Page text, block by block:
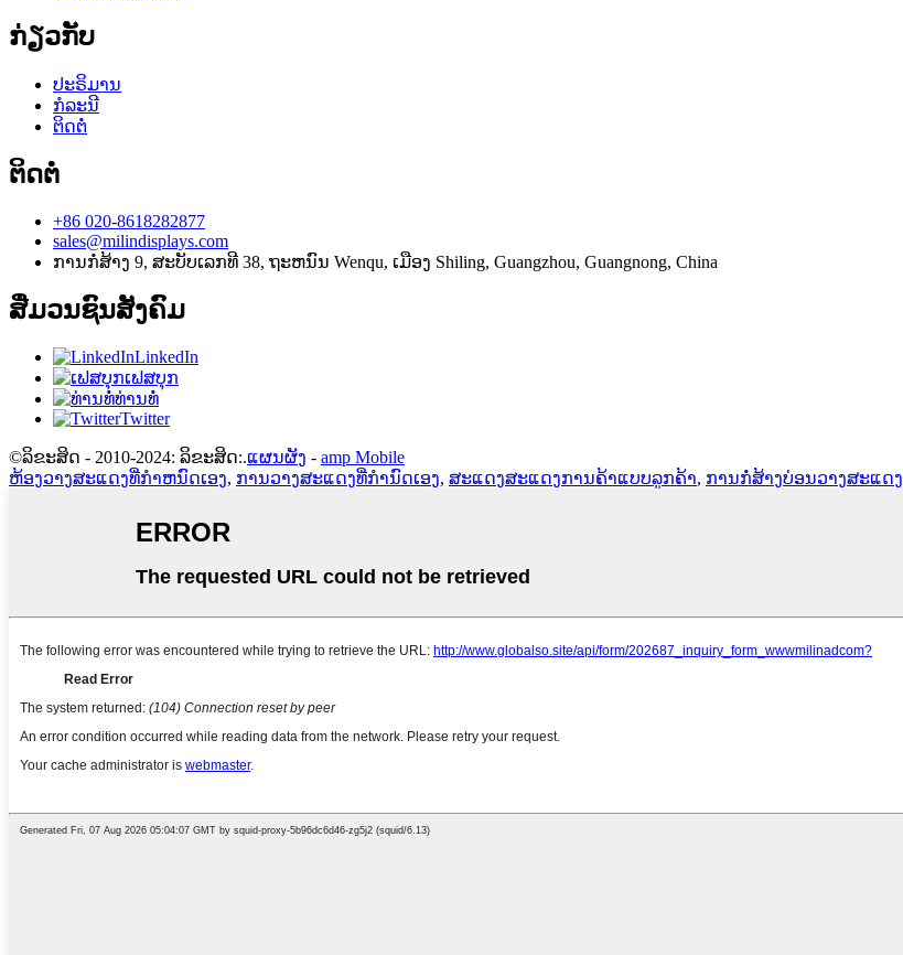
ກ່ຽວກັບ
ປະຣິມານ
ກໍລະນີ
ຕິດຕໍ່
ຕິດຕໍ່
+86 020-8618282877
sales@milindisplays.com
ການກໍ່ສ້າງ 9, ສະບັບເລກທີ 38, ຖະຫນົນ Wenqu, ເມືອງ Shiling, Guangzhou, Guangnong, China
ສື່ມວນຊົນສັງຄົມ
LinkedIn
ເຟສບຸກ
ທ່ານທໍ່
Twitter
©ລິຂະສິດ - 2010-2024: ລິຂະສິດ:.ແຜນຜັງ - amp Mobile
ຫ້ອງວາງສະແດງທີ່ກໍາຫນົດເອງ, ການວາງສະແດງທີ່ກໍານົດເອງ, ສະແດງສະແດງການຄ້າແບບລູກຄ້າ, ການກໍ່ສ້າງບ່ອນວາງສະແດງ